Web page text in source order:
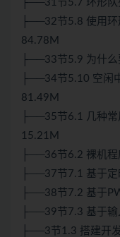
├──31节5.7 环形队
├──32节5.8 使用环
84.78M
├──33节5.9 为什
├──34节5.10 空闲
81.49M
├──35节6.1 几种常
15.21M
├──36节6.2 裸机程
├──37节7.1 基于定
├──38节7.2 基于
├──39节7.3 基于
├──3节1.3 搭建开